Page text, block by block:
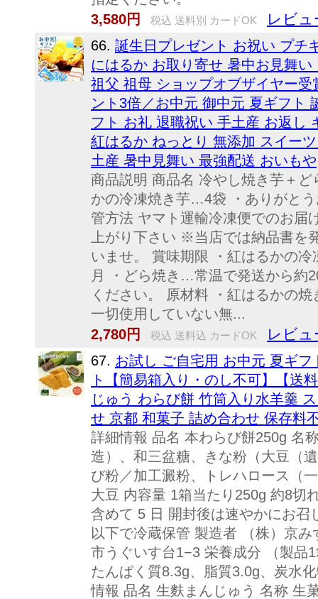
3,580円
税込 送料別 カードOK レビュ
66. 誕生日プレゼント お祝い プチ
にはるか お取り寄せ 暑中お見舞
祖父 祖母 ショップオブザイヤー
ント3倍／お中元 御中元 夏ギフト
フト お礼 退職祝い 手土産 お返し
紅はるか ねっとり 無添加 スイー
土産 暑中見舞い 最強配送 おいもや
商品説明 商品名 冷やし焼き芋＋
かの冷凍焼き芋…4袋 ・ありがと
管方法 ヤマト運輸冷凍便でのお届
上がり下さい ※当店では納品書を
いませ。 賞味期限 ・紅はるかの
月 ・どら焼き…常温で発送から約
ください。 原材料 ・紅はるかの
一切使用していない無...
2,780円
税込 送料込 カードOK レビュ
67. お試し ご自宅用 お中元 夏ギ
ト【簡易箱入り・のし不可】【送
じゅう わらび餅 竹筒入り水羊羹
せ 京都 和菓子 詰め合わせ 保存料
詳細情報 品名 本わらび餅250g 名
造）、和三盆糖、きな粉（大豆（
び粉／加工澱粉、トレハロース（
大豆 内容量 1箱当たり250g 約8
含めて 5 日 開封後は速やかにお
以下で冷蔵保管 製造者 （株）京
市うぐいす台1−3 栄養成分 （製品
たんぱく質8.3g、脂質3.0g、炭水
情報 品名 生麩まんじゅう 名称 生